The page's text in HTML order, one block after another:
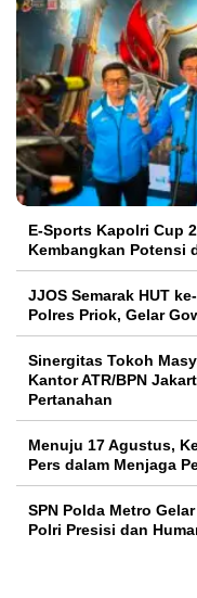
E-Sports Kapolri Cup
Kembangkan Potensi
JJOS Semarak HUT
Polres Priok, Gelar
Sinergitas Tokoh
Kantor ATR/BPN
Pertanahan
Menuju 17 Agustus,
Pers dalam Menjaga
SPN Polda Metro
Polri Presisi dan